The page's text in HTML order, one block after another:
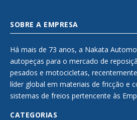
SOBRE A EMPRESA
Há mais de 73 anos, a Nakata
autopeças para o mercado de
pesados e motocicletas,
líder global em materiais de fricção e
sistemas de freios pertencente às
CATEGORIAS